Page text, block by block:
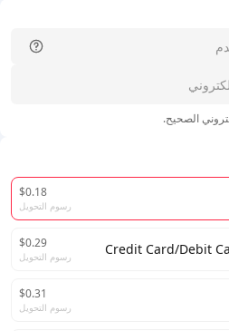
الصحيح.
$0.18
رسوم التحويل
Credit Card/Debit
$0.29
رسوم التحويل
$0.31
رسوم التحويل